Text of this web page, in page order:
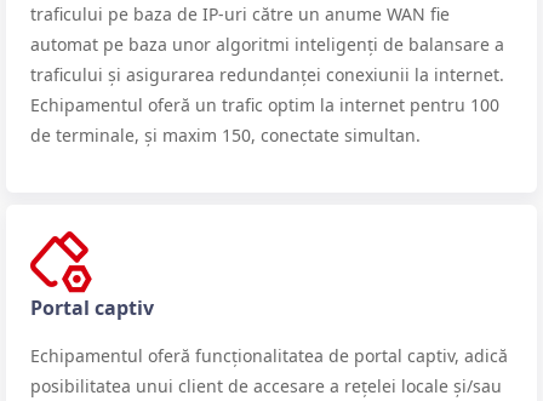
traficului pe baza de IP-uri către un anume WAN fie
automat pe baza unor algoritmi inteligenți de balansare a
traficului și asigurarea redundanței conexiunii la internet.
Echipamentul oferă un trafic optim la internet pentru 100
de terminale, și maxim 150, conectate simultan.
Portal captiv
Echipamentul oferă funcționalitatea de portal captiv, adică
posibilitatea unui client de accesare a rețelei locale și/sau